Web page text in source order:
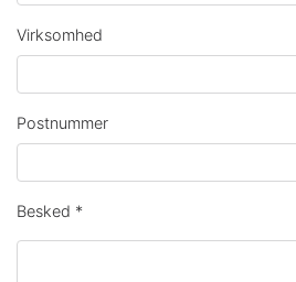
Virksomhed
Postnummer
Besked *